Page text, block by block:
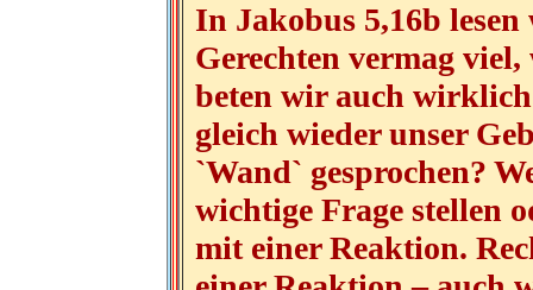
In Jakobus 5,16b
Gerechten vermag
beten wir auch
gleich wieder unser
`Wand` gesprochen?
wichtige Frage stellen
mit einer Reaktion.